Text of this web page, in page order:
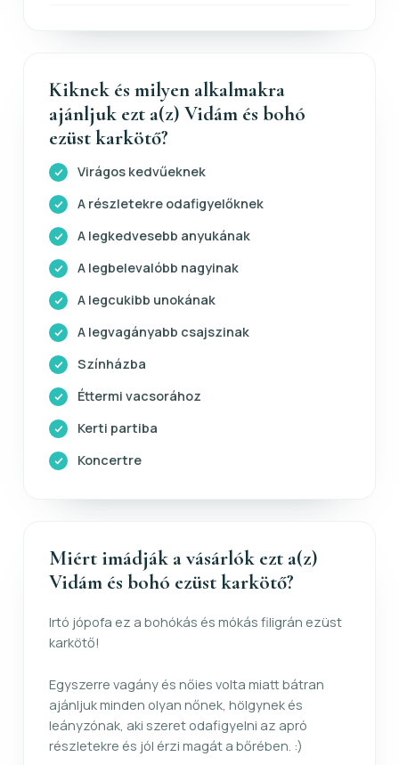
Kiknek és milyen alkalmakra
ajánljuk ezt a(z) Vidám és bohó
ezüst karkötő?
Virágos kedvűeknek
A részletekre odafigyelőknek
A legkedvesebb anyukának
A legbelevalóbb nagyinak
A legcukibb unokának
A legvagányabb csajszinak
Színházba
Éttermi vacsorához
Kerti partiba
Koncertre
Miért imádják a vásárlók ezt a(z)
Vidám és bohó ezüst karkötő?
Irtó jópofa ez a bohókás és mókás filigrán ezüst
karkötő!
Egyszerre vagány és nőies volta miatt bátran
ajánljuk minden olyan nőnek, hölgynek és
leányzónak, aki szeret odafigyelni az apró
részletekre és jól érzi magát a bőrében. :)